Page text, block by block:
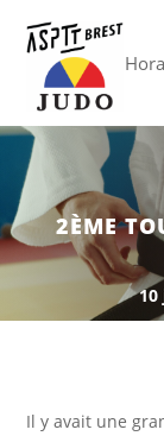
2ÈME
10
Il y avait une